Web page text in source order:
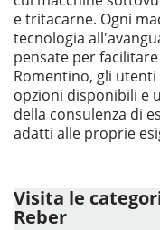
e tritacarne. Ogni
tecnologia
pensate per
Romentino, gli
opzioni disponibili e
della consulenza di
adatti alle proprie
Visita le
Reber